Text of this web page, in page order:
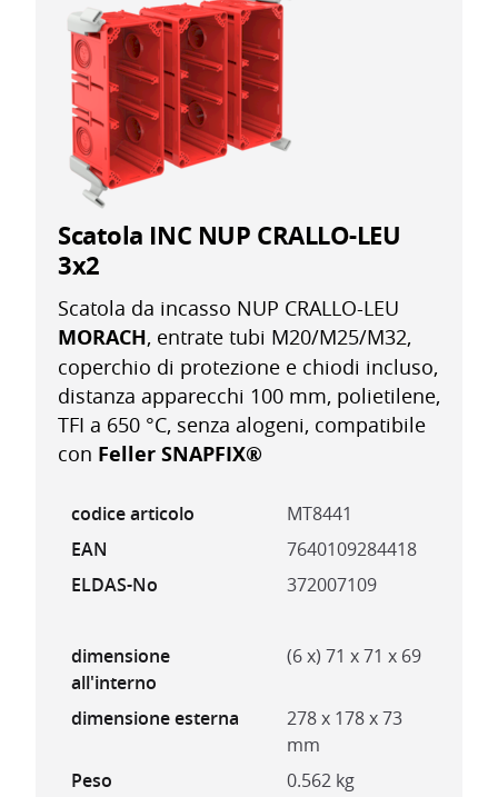
Scatola INC NUP CRALLO-LEU
3x2
Scatola da incasso NUP CRALLO-LEU
MORACH, entrate tubi M20/M25/M32,
coperchio di protezione e chiodi incluso,
distanza apparecchi 100 mm, polietilene,
TFI a 650 °C, senza alogeni, compatibile
con Feller SNAPFIX®
codice articolo
MT8441
EAN
7640109284418
ELDAS-No
372007109
dimensione
all'interno
(6 x) 71 x 71 x 69
dimensione esterna
278 x 178 x 73
mm
Peso
0.562 kg